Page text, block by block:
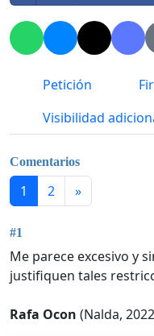
Petición
Visibilidad
Comentarios
1 2 »
#1
Me parece excesivo y
justifiquen tales
Rafa Ocon (Nalda,